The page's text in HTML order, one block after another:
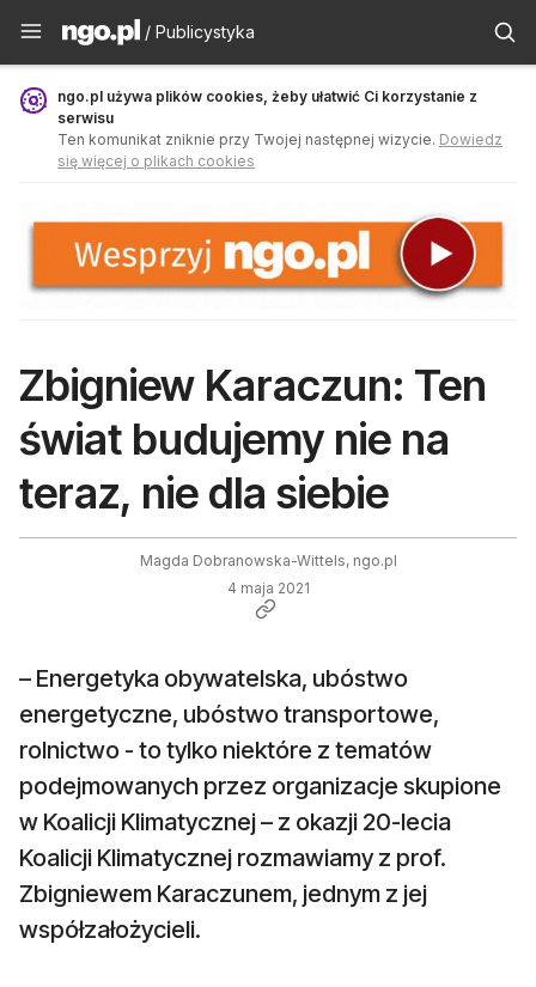
Publicystyka - ngo.pl
/ Publicystyka
ngo.pl używa plików cookies, żeby ułatwić Ci korzystanie z
serwisu
Ten komunikat zniknie przy Twojej następnej wizycie. Dowiedz
się więcej o plikach cookies
Zbigniew Karaczun: Ten
świat budujemy nie na
teraz, nie dla siebie
Magda Dobranowska-Wittels, ngo.pl
4 maja 2021
– Energetyka obywatelska, ubóstwo
energetyczne, ubóstwo transportowe,
rolnictwo - to tylko niektóre z tematów
podejmowanych przez organizacje skupione
w Koalicji Klimatycznej – z okazji 20-lecia
Koalicji Klimatycznej rozmawiamy z prof.
Zbigniewem Karaczunem, jednym z jej
współzałożycieli.